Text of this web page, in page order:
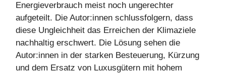
Energieverbrauch meist noch ungerechter
aufgeteilt. Die Autor:innen schlussfolgern, dass
diese Ungleichheit das Erreichen der Klimaziele
nachhaltig erschwert. Die Lösung sehen die
Autor:innen in der starken Besteuerung, Kürzung
und dem Ersatz von Luxusgütern mit hohem